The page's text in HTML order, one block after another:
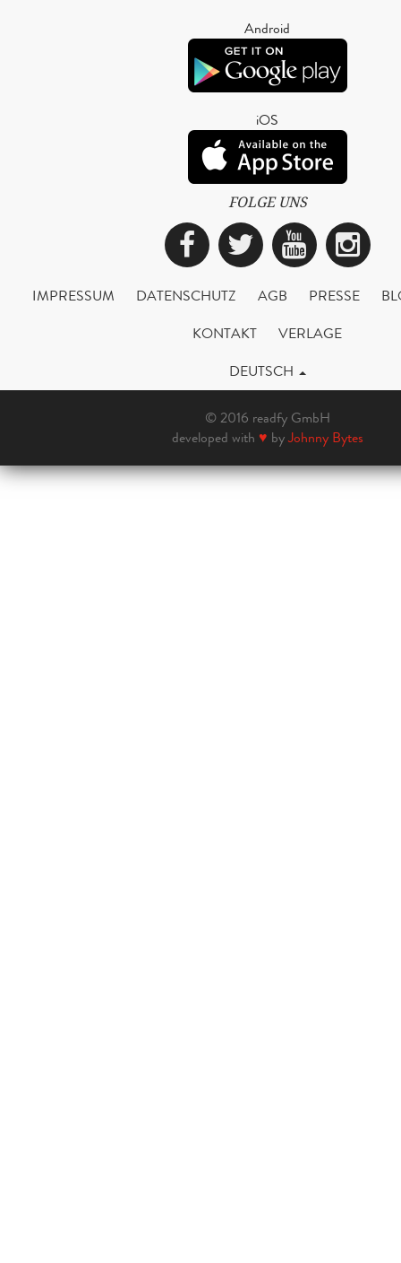
Android
iOS
FOLGE UNS
Facebook
Twitter
IMPRESSUM DATENSCHUTZ AGB PRESSE
KONTAKT
VERLAGE
DEUTSCH
© 2016 readfy GmbH
developed with ♥ byJohnny Bytes